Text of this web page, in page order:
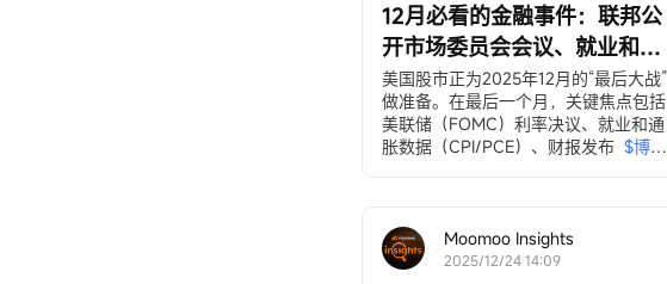
12月必看的金融事件：联邦公
开市场委员会会议、就业和通
胀数据、圣诞老人反弹行情等
美国股市正为2025年12月的“最后大战”
做准备。在最后一个月，关键焦点包括
美联储（FOMC）利率决议、就业和通
胀数据（CPI/PCE）、财报发布 $博通
ADP私营部门就业数据...
Moomoo Insights
2025/12/24 14:09